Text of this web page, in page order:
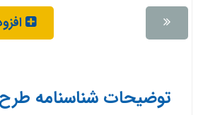
توضیحات شناسنامه